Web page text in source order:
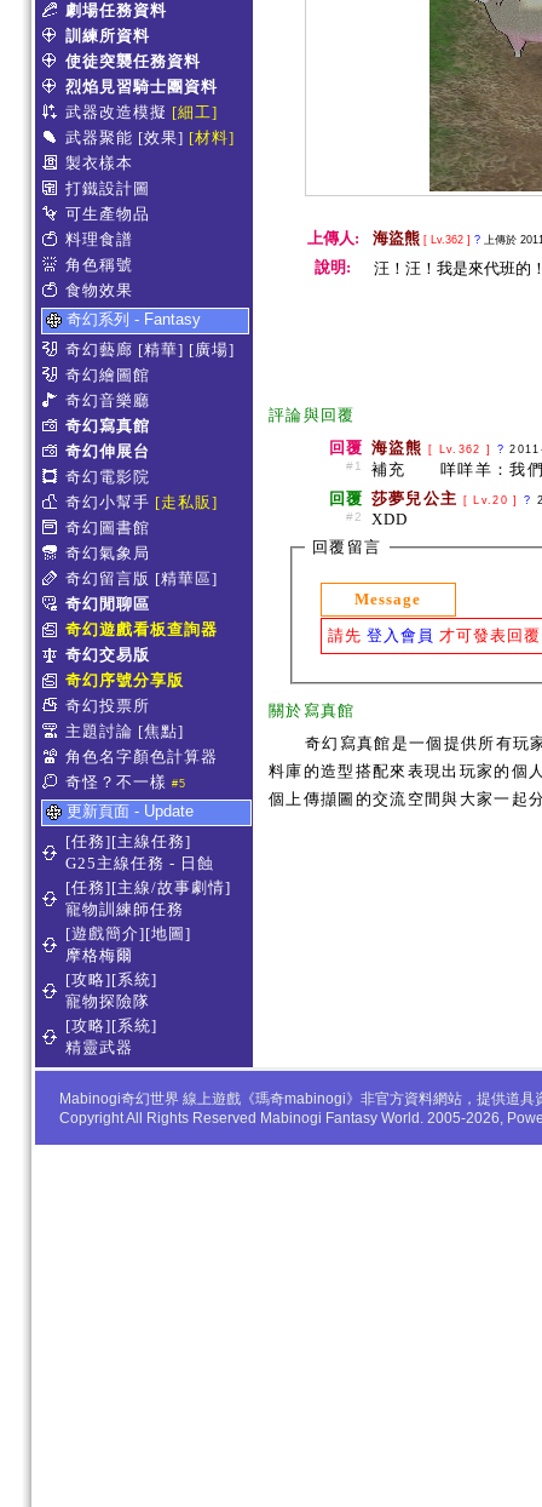
劇場任務資料
訓練所資料
使徒突襲任務資料
烈焰見習騎士團資料
武器改造模擬 [細工]
武器聚能 [效果] [材料]
製衣樣本
打鐵設計圖
可生產物品
料理食譜
角色稱號
食物效果
奇幻系列 - Fantasy
奇幻藝廊 [精華] [廣場]
奇幻繪圖館
奇幻音樂廳
奇幻寫真館
奇幻伸展台
奇幻電影院
奇幻小幫手 [走私販]
奇幻圖書館
奇幻氣象局
奇幻留言版 [精華區]
奇幻閒聊區
奇幻遊戲看板查詢器
奇幻交易版
奇幻序號分享版
奇幻投票所
主題討論 [焦點]
角色名字顏色計算器
奇怪？不一樣 #5
更新頁面 - Update
[任務][主線任務]
G25主線任務 - 日蝕
[任務][主線/故事劇情]
寵物訓練師任務
[遊戲簡介][地圖]
摩格梅爾
[攻略][系統]
寵物探險隊
[攻略][系統]
精靈武器
上傳人: 海盜熊 [ Lv.362 ] ? 上傳於
說明: 汪！汪！我是來代班的
評論與回覆
回覆
#1
海盜熊 [ Lv.362 ] ?
補充 咩咩羊：我們
回覆
#2
莎夢兒公主 [ Lv.20 ] ?
XDD
回覆留言
Message
請先 登入會員 才可發表回
關於寫真館
奇幻寫真館是一個提供所有玩
料庫的造型搭配來表現出玩家的個
個上傳擷圖的交流空間與大家一起
Mabinogi奇幻世界 線上遊戲《瑪奇mabinogi》非官方資料網站，提供道
Copyright All Rights Reserved Mabinogi Fantasy World. 2005-2026,